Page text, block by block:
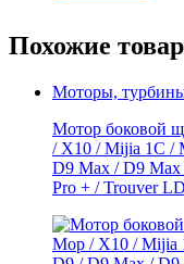
Похожие
Моторы,
Мотор боковой
/ X10 / Mijia 1C /
D9 Max / D9 Мах
Pro + / Trouver